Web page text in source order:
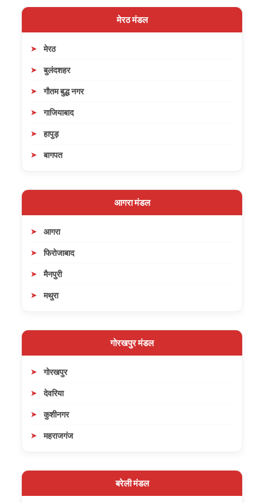
मेरठ मंडल
मेरठ
बुलंदशहर
गौतम बुद्ध नगर
गाजियाबाद
हापुड़
बागपत
आगरा मंडल
आगरा
फिरोजाबाद
मैनपुरी
मथुरा
गोरखपुर मंडल
गोरखपुर
देवरिया
कुशीनगर
महराजगंज
बरेली मंडल